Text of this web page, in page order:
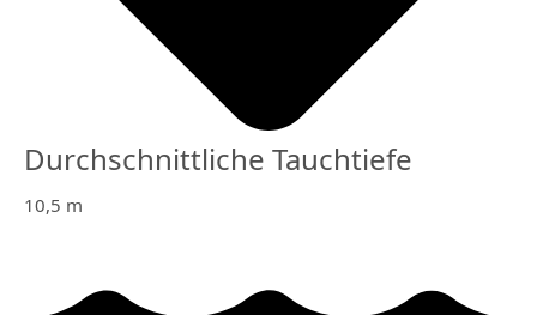
Durchschnittliche Tauchtiefe
10,5 m